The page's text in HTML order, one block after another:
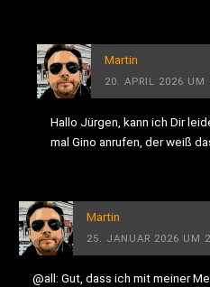
Martin
20. APRIL 2026 UM
Hallo Jürgen, kann ich Dir
mal Gino anrufen, der weiß
Martin
25. JANUAR 2026 UM
@all: Gut, dass ich mit meiner